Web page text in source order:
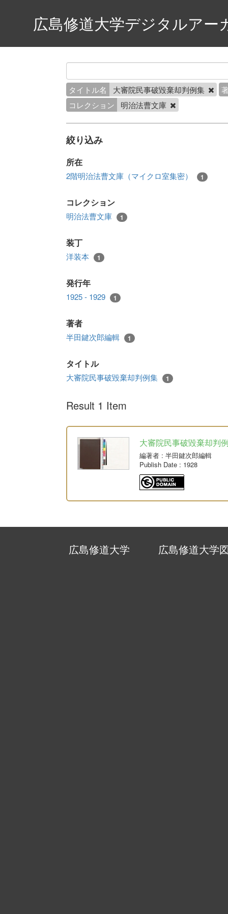
広島修道大学デジタルアー
タイトル名 大審院民事破毀棄却判例集
コレクション
明治法曹文庫
絞り込み
所在
2階明治法曹文庫（マイクロ室集密） 1
コレクション
明治法曹文庫 1
装丁
洋装本 1
発行年
1925 - 1929 1
著者
半田鍵次郎編輯 1
タイトル
大審院民事破毀棄却判例集 1
Result 1 Item
大審院民事破毀棄却判
編著者 : 半田鍵次郎編輯
Publish Date : 1928
広島修道大学 広島修道大学